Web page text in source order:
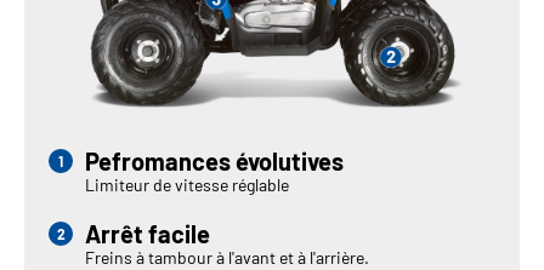
Pefromances évolutives
Limiteur de vitesse réglable
Arrêt facile
Freins à tambour à l'avant et à l'arrière.